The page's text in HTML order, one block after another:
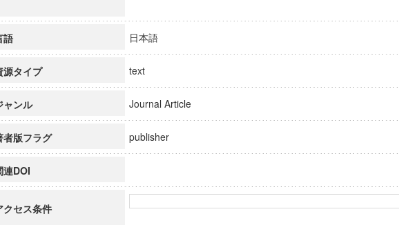
語 日本語
源タイプ text
ャンル Journal Article
者版フラグ publisher
連DOI
クセス条件